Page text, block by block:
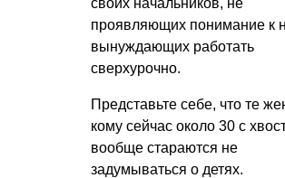
проявляющих понимание к
вынуждающих работать
сверхурочно.
Представьте себе, что те
кому сейчас около 30 с
вообще стараются не
задумываться о детях.